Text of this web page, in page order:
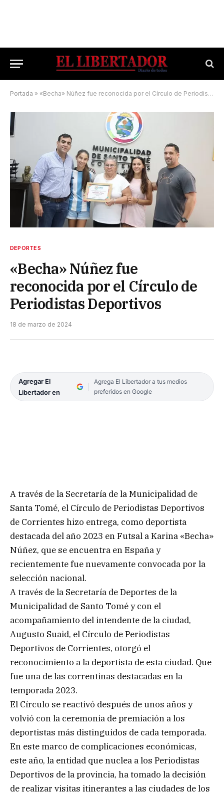
Portada » «Becha» Núñez fue reconocida por el Círculo de Periodistas Deportivos
DEPORTES
«Becha» Núñez fue
reconocida por el Círculo de
Periodistas Deportivos
18 de marzo de 2024
Agregar El
Libertador en
Agrega El Libertador a tus medios
preferidos en Google
A través de la Secretaría de la Municipalidad de
Santa Tomé, el Círculo de Periodistas Deportivos
de Corrientes hizo entrega, como deportista
destacada del año 2023 en Futsal a Karina «Becha»
Núñez, que se encuentra en España y
recientemente fue nuevamente convocada por la
selección nacional.
A través de la Secretaría de Deportes de la
Municipalidad de Santo Tomé y con el
acompañamiento del intendente de la ciudad,
Augusto Suaid, el Círculo de Periodistas
Deportivos de Corrientes, otorgó el
reconocimiento a la deportista de esta ciudad. Que
fue una de las correntinas destacadas en la
temporada 2023.
El Círculo se reactivó después de unos años y
volvió con la ceremonia de premiación a los
deportistas más distinguidos de cada temporada.
En este marco de complicaciones económicas,
este año, la entidad que nuclea a los Periodistas
Deportivos de la provincia, ha tomado la decisión
de realizar visitas itinerantes a las ciudades de los